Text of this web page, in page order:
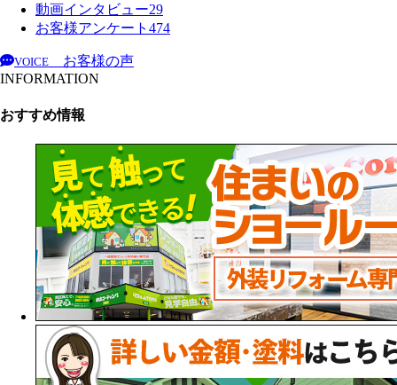
動画インタビュー29
お客様アンケート 474
VOICE
お客様の声
INFORMATION
おすすめ情報